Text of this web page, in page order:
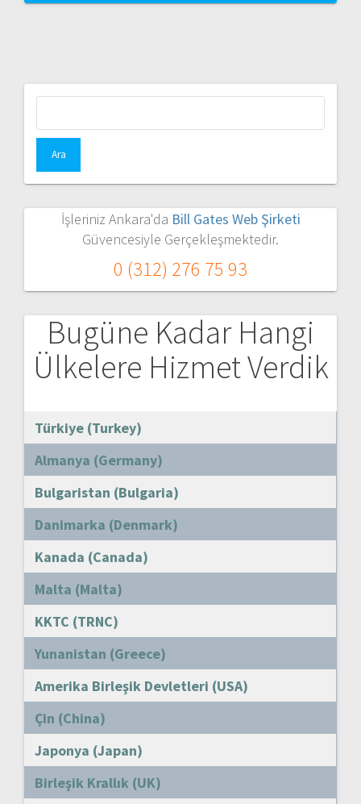
İşleriniz Ankara'da Bill Gates Web Şirketi
Güvencesiyle Gerçekleşmektedir.
0 (312) 276 75 93
Bugüne Kadar Hangi
Ülkelere Hizmet Verdik
Türkiye (Turkey)
Almanya (Germany)
Bulgaristan (Bulgaria)
Danimarka (Denmark)
Kanada (Canada)
Malta (Malta)
KKTC (TRNC)
Yunanistan (Greece)
Amerika Birleşik Devletleri (USA)
Çin (China)
Japonya (Japan)
Birleşik Krallık (UK)